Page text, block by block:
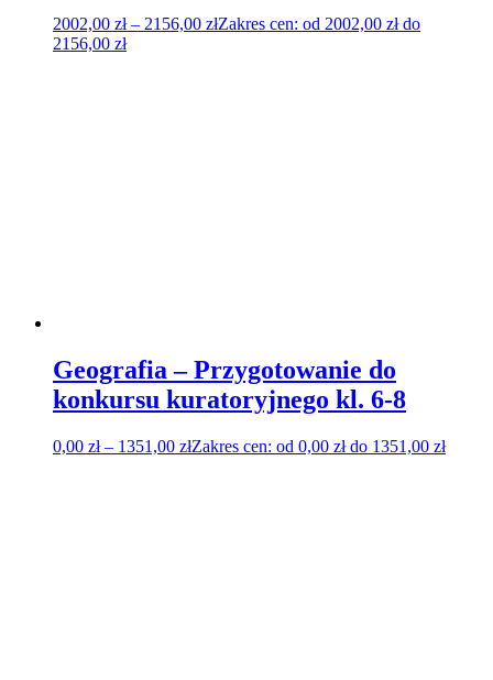
2002,00 zł – 2156,00 złZakres cen: od 2002,00 zł do
2156,00 zł
Geografia – Przygotowanie do
konkursu kuratoryjnego kl. 6-8
0,00 zł – 1351,00 złZakres cen: od 0,00 zł do 1351,00 zł